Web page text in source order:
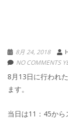
8月 24, 2018
NO COMMENTS
8月13日に行われ
ます。
当日は11：45か